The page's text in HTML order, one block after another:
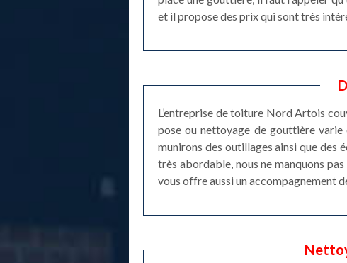
et il propose des prix qui sont très
L’entreprise de toiture Nord Artois
pose ou nettoyage de gouttière varie
munirons des outillages ainsi que des
très abordable, nous ne manquons
vous offre aussi un accompagnement